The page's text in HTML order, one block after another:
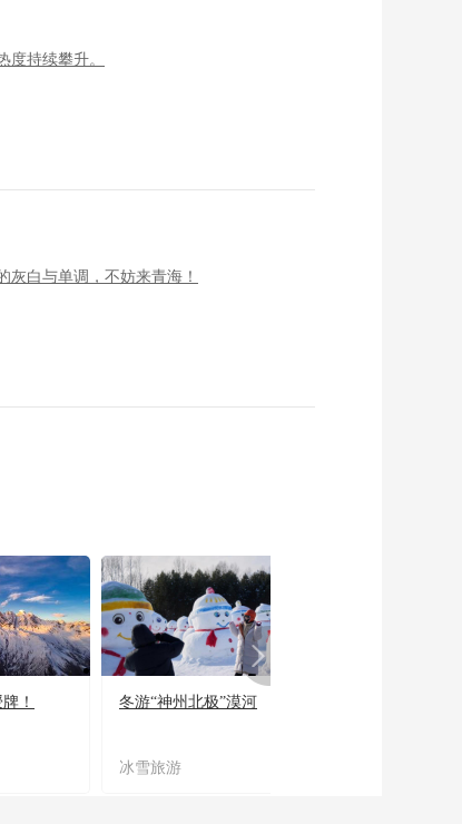
持续攀升。
白与单调，不妨来青海！
！ 冬游“神州北极”漠河
冰雪旅游